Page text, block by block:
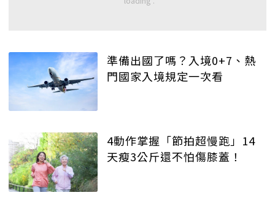
準備出國了嗎？入境0+7、熱
門國家入境規定一次看
4動作掌握「節拍超慢跑」14
天瘦3公斤還不怕傷膝蓋！